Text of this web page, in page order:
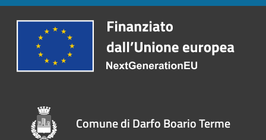
Comune di Darfo Boario Terme